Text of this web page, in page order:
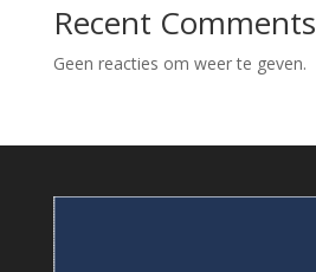
Recent Comments
Geen reacties om weer te geven.